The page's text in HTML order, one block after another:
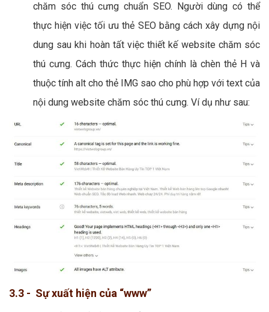
chăm sóc thú cưng chuẩn SEO. Người dùng có thể
thực hiện việc tối ưu thẻ SEO bằng cách xây dựng nội
dung sau khi hoàn tất việc thiết kế website chăm sóc
thú cưng. Cách thức thực hiện chính là chèn thẻ H và
thuộc tính alt cho thẻ IMG sao cho phù hợp với text của
nội dung website chăm sóc thú cưng. Ví dụ như sau:
3.3 - Sự xuất hiện của “www”